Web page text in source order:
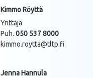
Kimmo Röyttä
Yrittäjä
Puh. 050 537 8000
kimmo.roytta@tltp.fi
Jenna Hannula